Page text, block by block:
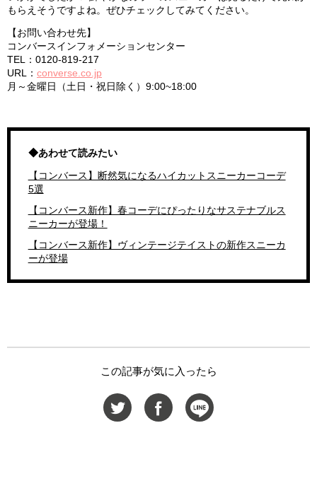
もらえそうですよね。ぜひチェックしてみてください。
【お問い合わせ先】
コンバースインフォメーションセンター
TEL：0120-819-217
URL： converse.co.jp
月～金曜日（土日・祝日除く）9:00~18:00
◆あわせて読みたい
【コンバース】断然気になるハイカットスニーカーコーデ
5選
【コンバース新作】春コーデにぴったりなサステナブルス
ニーカーが登場！
【コンバース新作】ヴィンテージテイストの新作スニーカ
ーが登場
この記事が気に入ったら